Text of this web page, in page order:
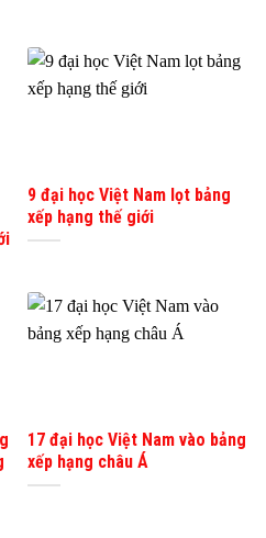
9 đại học Việt Nam lọt bảng
xếp hạng thế giới
17 đại học Việt Nam vào bảng
xếp hạng châu Á